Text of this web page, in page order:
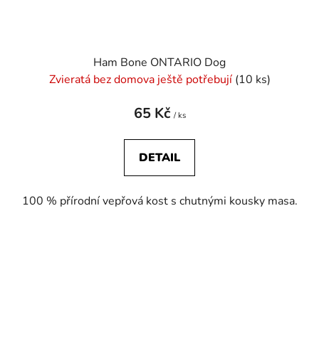
Ham Bone ONTARIO Dog
Zvieratá bez domova ještě potřebují (10 ks)
65 Kč / ks
DETAIL
100 % přírodní vepřová kost s chutnými kousky masa.